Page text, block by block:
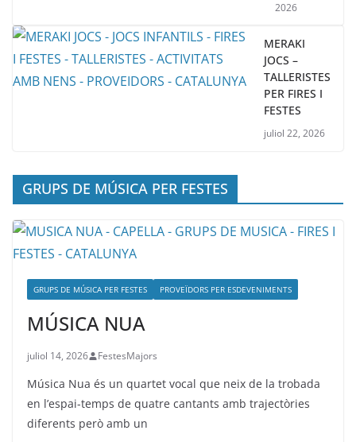
2026
MERAKI
JOCS –
TALLERISTES
PER FIRES I
FESTES
juliol 22, 2026
GRUPS DE MÚSICA PER FESTES
GRUPS DE MÚSICA PER FESTES PROVEÏDORS PER ESDEVENIMENTS
MÚSICA NUA
juliol 14, 2026 FestesMajors
Música Nua és un quartet vocal que neix de la trobada
en l’espai-temps de quatre cantants amb trajectòries
diferents però amb un